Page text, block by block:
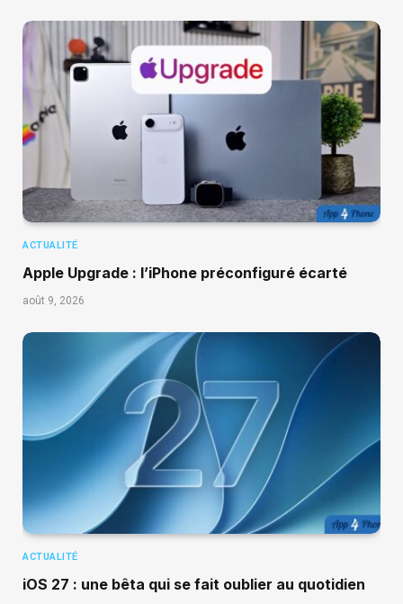
ACTUALITÉ
Apple Upgrade : l’iPhone préconfiguré écarté
août 9, 2026
ACTUALITÉ
iOS 27 : une bêta qui se fait oublier au quotidien